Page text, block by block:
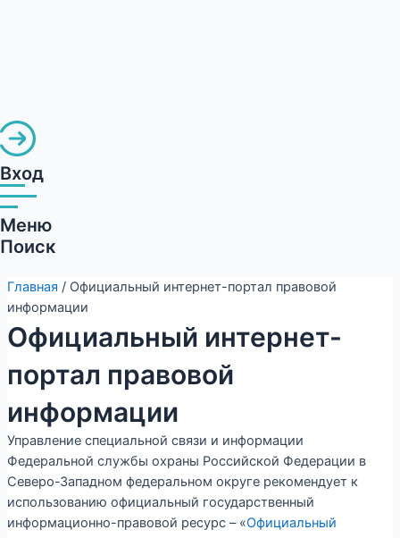
Вход
Меню
Поиск
Главная / Официальный интернет-портал правовой
информации
Официальный интернет-
портал правовой
информации
Управление специальной связи и информации
Федеральной службы охраны Российской Федерации в
Северо-Западном федеральном округе рекомендует к
использованию официальный государственный
информационно-правовой ресурс – «Официальный